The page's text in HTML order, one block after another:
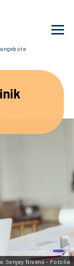
Nivens - Fotolia